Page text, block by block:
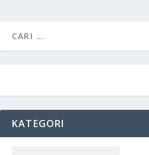
KATEGORI